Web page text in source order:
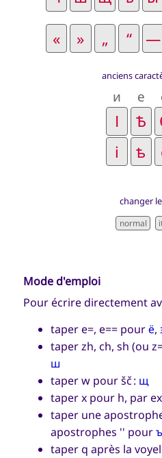
anciens
и е
changer
Mode d'emploi
Pour écrire directement
taper e=, e== pourё,
taper zh, ch, sh (ou
ш
taper w pour šč : щ
taper x pour h, par
taper une
apostrophes '' pourъ
taper q après la